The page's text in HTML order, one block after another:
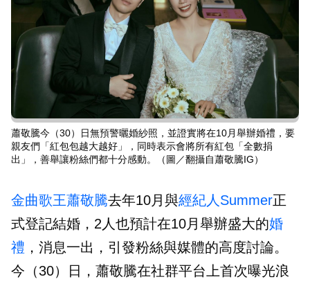
蕭敬騰今（30）日無預警曬婚紗照，並證實將在10月舉辦婚禮，要
親友們「紅包包越大越好」，同時表示會將所有紅包「全數捐
出」，善舉讓粉絲們都十分感動。（圖／翻攝自蕭敬騰IG）
金曲歌王蕭敬騰去年10月與經紀人 Summer正
式登記結婚，2人也預計在10月舉辦盛大的婚
禮 ，消息一出，引發粉絲與媒體的高度討論。
今（30）日，蕭敬騰在社群平台上首次曝光浪